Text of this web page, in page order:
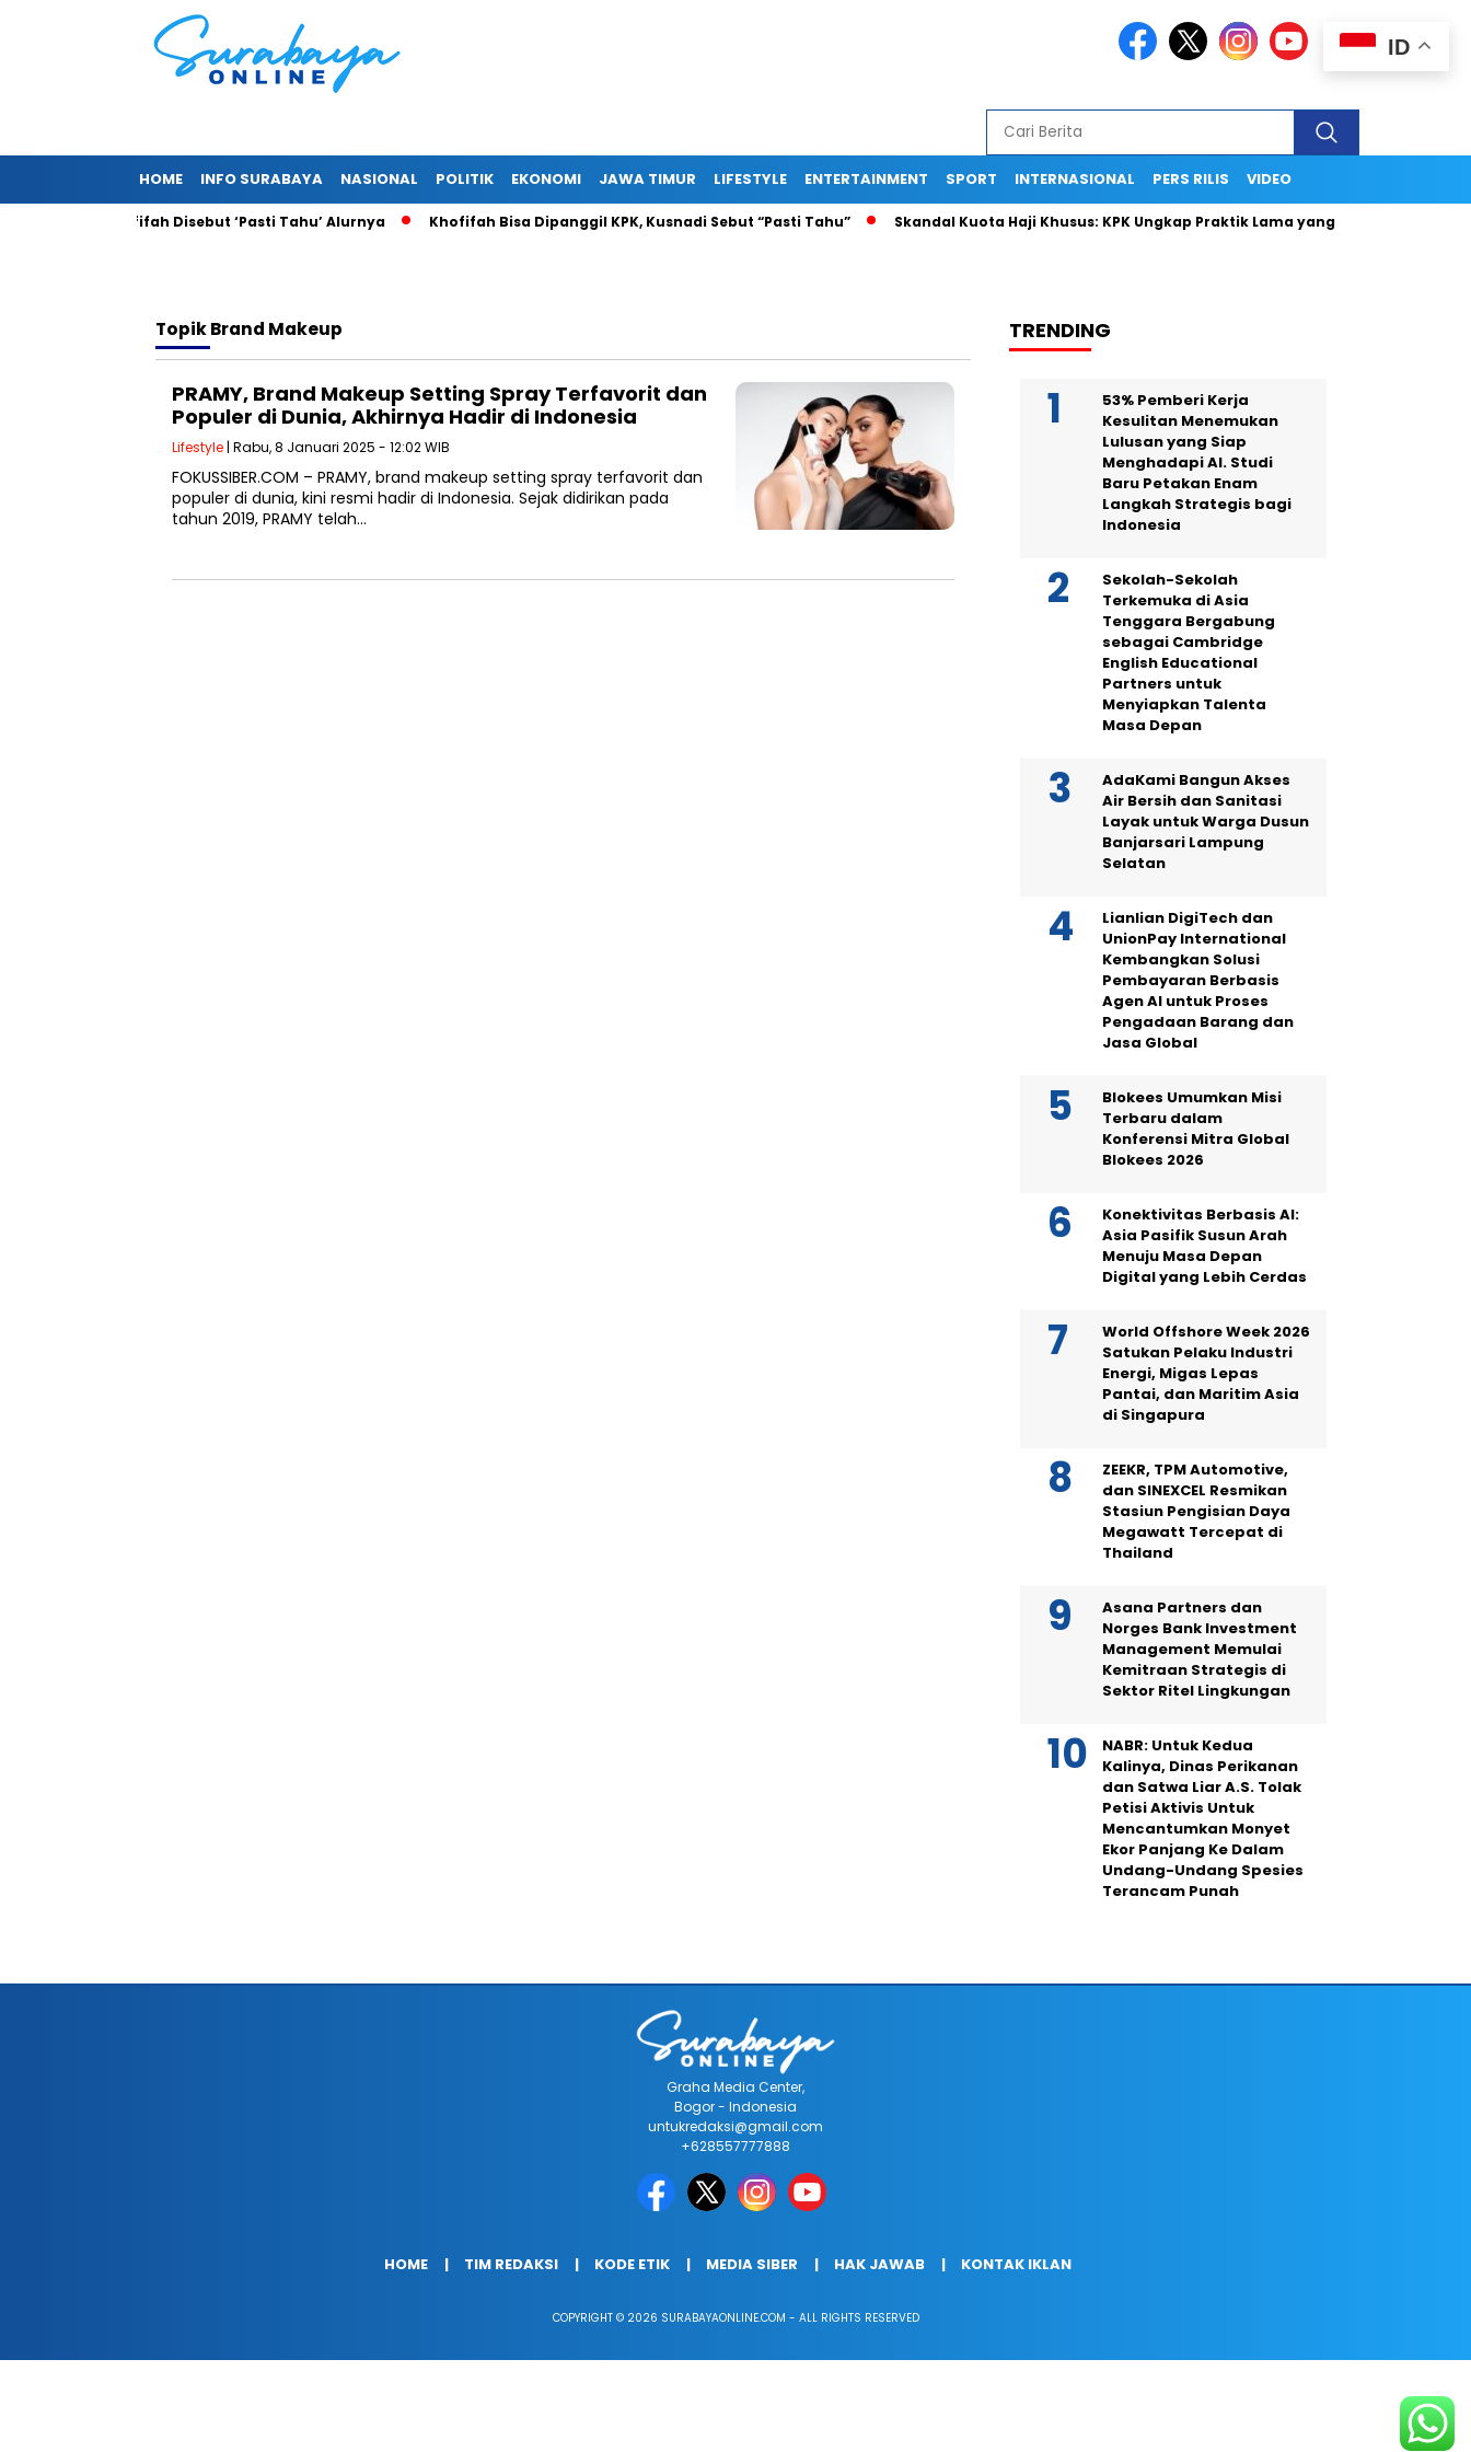
HOME INFO SURABAYA NASIONAL POLITIK EKONOMI JAWA TIMUR LIFESTYLE ENTERTAINMENT SPORT INTERNASIONAL PERS RILIS VIDEO
Fiktif, Khofifah Disebut ‘Pasti Tahu’ Alurnya Khofifah Bisa Dipanggil KPK, Kusnadi Sebut “Pasti Tahu” Skandal Kuota Haji Khusus: KPK Ungkap Praktik Lama yang Terpendam
TopikBrand Makeup
PRAMY, Brand Makeup Setting Spray Terfavorit dan
Populer di Dunia, Akhirnya Hadir di Indonesia
Lifestyle | Rabu, 8 Januari 2025 - 12:02 WIB
FOKUSSIBER.COM – PRAMY, brand makeup setting spray terfavorit dan
populer di dunia, kini resmi hadir di Indonesia. Sejak didirikan pada
tahun 2019, PRAMY telah…
TRENDING
53% Pemberi Kerja
Kesulitan Menemukan
Lulusan yang Siap
Menghadapi AI. Studi
Baru Petakan Enam
Langkah Strategis bagi
Indonesia
Sekolah-Sekolah
Terkemuka di Asia
Tenggara Bergabung
sebagai Cambridge
English Educational
Partners untuk
Menyiapkan Talenta
Masa Depan
AdaKami Bangun Akses
Air Bersih dan Sanitasi
Layak untuk Warga Dusun
Banjarsari Lampung
Selatan
Lianlian DigiTech dan
UnionPay International
Kembangkan Solusi
Pembayaran Berbasis
Agen AI untuk Proses
Pengadaan Barang dan
Jasa Global
Blokees Umumkan Misi
Terbaru dalam
Konferensi Mitra Global
Blokees 2026
Konektivitas Berbasis AI:
Asia Pasifik Susun Arah
Menuju Masa Depan
Digital yang Lebih Cerdas
World Offshore Week 2026
Satukan Pelaku Industri
Energi, Migas Lepas
Pantai, dan Maritim Asia
di Singapura
ZEEKR, TPM Automotive,
dan SINEXCEL Resmikan
Stasiun Pengisian Daya
Megawatt Tercepat di
Thailand
Asana Partners dan
Norges Bank Investment
Management Memulai
Kemitraan Strategis di
Sektor Ritel Lingkungan
NABR: Untuk Kedua
Kalinya, Dinas Perikanan
dan Satwa Liar A.S. Tolak
Petisi Aktivis Untuk
Mencantumkan Monyet
Ekor Panjang Ke Dalam
Undang-Undang Spesies
Terancam Punah
ID
Graha Media Center,
Bogor - Indonesia
untukredaksi@gmail.com
+628557777888
HOME TIM REDAKSI KODE ETIK MEDIA SIBER HAK JAWAB KONTAK IKLAN
COPYRIGHT © 2026 SURABAYAONLINE.COM - ALL RIGHTS RESERVED